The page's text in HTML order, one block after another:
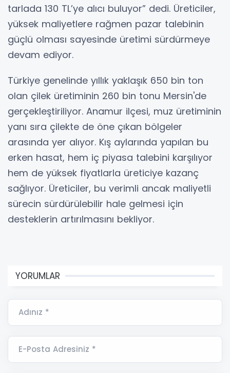
tarlada 130 TL’ye alıcı buluyor” dedi. Üreticiler,
yüksek maliyetlere rağmen pazar talebinin
güçlü olması sayesinde üretimi sürdürmeye
devam ediyor.
Türkiye genelinde yıllık yaklaşık 650 bin ton
olan çilek üretiminin 260 bin tonu Mersin'de
gerçekleştiriliyor. Anamur ilçesi, muz üretiminin
yanı sıra çilekte de öne çıkan bölgeler
arasında yer alıyor. Kış aylarında yapılan bu
erken hasat, hem iç piyasa talebini karşılıyor
hem de yüksek fiyatlarla üreticiye kazanç
sağlıyor. Üreticiler, bu verimli ancak maliyetli
sürecin sürdürülebilir hale gelmesi için
desteklerin artırılmasını bekliyor.
YORUMLAR
Adınız *
E-Posta Adresiniz *